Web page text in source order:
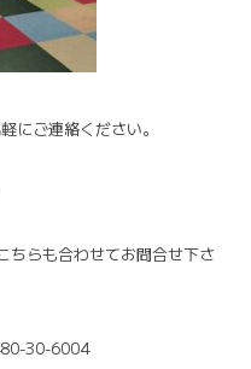
にご連絡ください。
ちらも合わせてお問合せ下さ
30-6004